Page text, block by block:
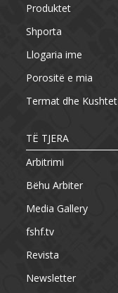
Produktet
Shporta
Llogaria ime
Porositë e mia
Termat dhe Kushtet
TË TJERA
Arbitrimi
Bëhu Arbiter
Media Gallery
fshf.tv
Revista
Newsletter